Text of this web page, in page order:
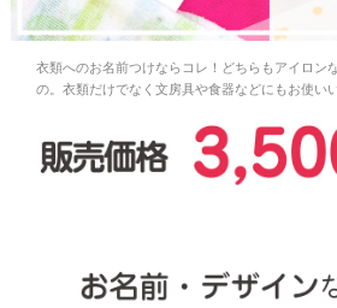
衣類へのお名前つけならコレ！どちらもアイロン
の。衣類だけでなく文房具や食器などにもお使い